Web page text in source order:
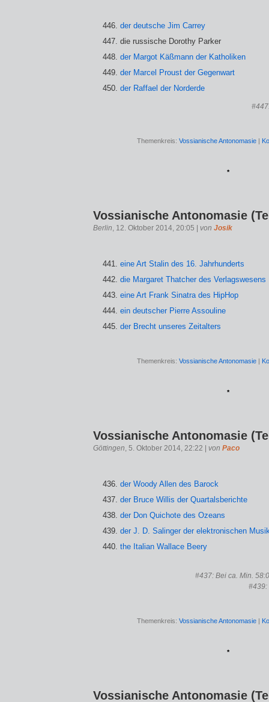
der deutsche Jim Carrey
die russische Dorothy Parker
der Margot Käßmann der Katholiken
der Marcel Proust der Gegenwart
der Raffael der Norderde
Themenkreis: Vossianische Antonomasie |
*
Vossianische Antonomasie
Berlin, 12. Oktober 2014, 20:05 | von Josik
eine Art Stalin des 16. Jahrhunderts
die Margaret Thatcher des Verlagswesens
eine Art Frank Sinatra des HipHop
ein deutscher Pierre Assouline
der Brecht unseres Zeitalters
Themenkreis: Vossianische Antonomasie |
*
Vossianische Antonomasie
Göttingen, 5. Oktober 2014, 22:22 | von Paco
der Woody Allen des Barock
der Bruce Willis der Quartalsberichte
der Don Quichote des Ozeans
der J. D. Salinger der elektronischen
the Italian Wallace Beery
#437: Bei ca. Min.
Themenkreis: Vossianische Antonomasie |
*
Vossianische Antonomasie